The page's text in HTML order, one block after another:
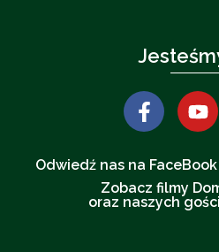
Odwiedź nas na
Zobacz filmy
oraz naszych